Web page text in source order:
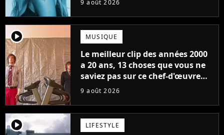
9 août 2026
player2 MUSIQUE
Le meilleur clip des années 2000
a 20 ans, 13 choses que vous ne
saviez pas sur ce chef-d'œuvre
qui a révolutionné YouTube
9 août 2026
player2 LIFESTYLE